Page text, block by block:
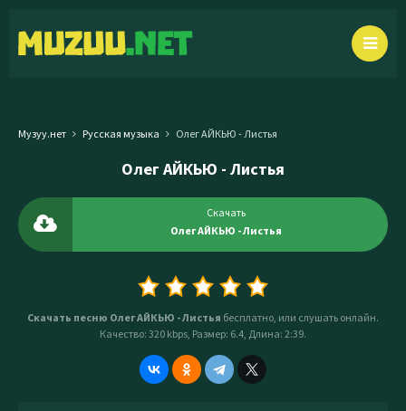
Музуу.нет Русская музыка Олег АЙКЬЮ - Листья
Олег АЙКЬЮ - Листья
Скачать
Олег АЙКЬЮ - Листья
Скачать песню Олег АЙКЬЮ - Листья бесплатно, или слушать онлайн.
Качество: 320 kbps, Размер: 6.4, Длина: 2:39.